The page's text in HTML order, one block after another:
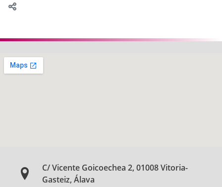
C/ Vicente Goicoechea 2, 01008 Vitoria-
Gasteiz, Álava